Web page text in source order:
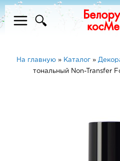
На главную» Каталог»
тональный Non-Transfer